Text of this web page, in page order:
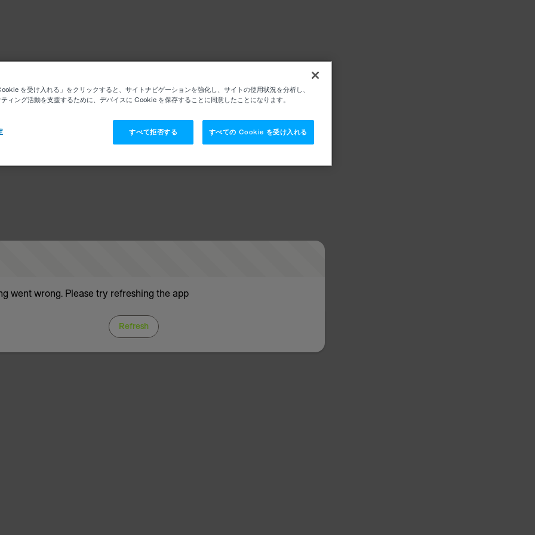
went wrong. Please try refreshing the app
Refresh
を受け入れる」をクリックすると、サイトナビゲーションを強化し、サイトの使用状況を分析し、
ィング活動を支援するために、デバイスに Cookie を保存することに同意したことになります。
すべて拒否する すべての Cookie を受け入れる